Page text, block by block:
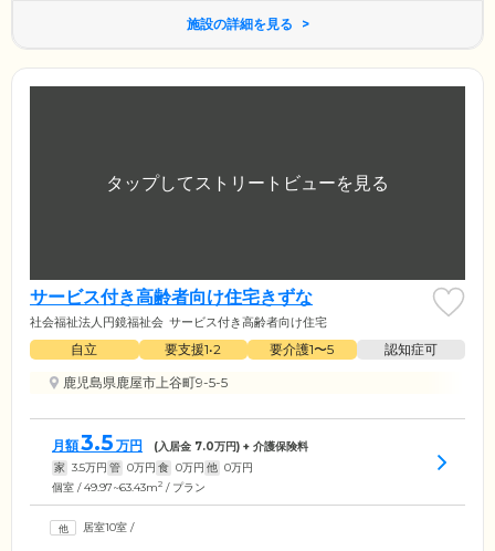
施設の詳細を見る
サービス付き高齢者向け住宅きずな
社会福祉法人円鏡福祉会 サービス付き高齢者向け住宅
自立 要支援1•2 要介護1〜5
認知症可
鹿児島県鹿屋市上谷町9-5-5
月額3.5 万円 (入居金 7.0万円) + 介護保険料
家 3.5万円 管 0万円 食 0万円 他 0万円
個室 / 49.97~63.43m2 / プラン
居室10室 /